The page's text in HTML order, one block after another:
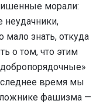
морали:
неудачники,
знать, откуда
о том, что этим
время мы
фашизма —